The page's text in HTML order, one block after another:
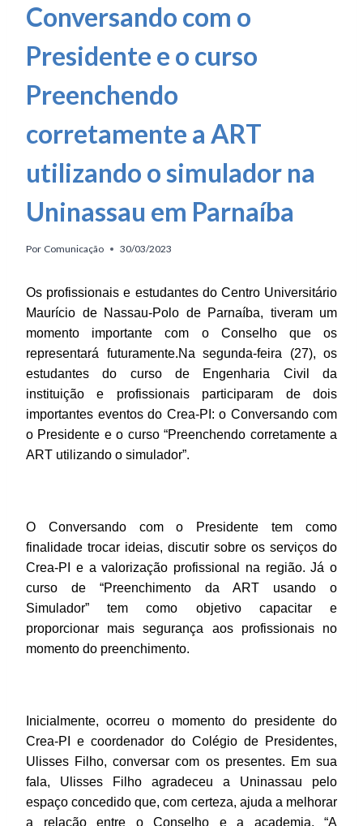
Conversando com o
Presidente e o curso
Preenchendo
corretamente a ART
utilizando o simulador na
Uninassau em Parnaíba
Por Comunicação 30/03/2023
Os profissionais e estudantes do Centro Universitário
Maurício de Nassau-Polo de Parnaíba, tiveram um
momento importante com o Conselho que os
representará futuramente.Na segunda-feira (27), os
estudantes do curso de Engenharia Civil da
instituição e profissionais participaram de dois
importantes eventos do Crea-PI: o Conversando com
o Presidente e o curso “Preenchendo corretamente a
ART utilizando o simulador”.
O Conversando com o Presidente tem como
finalidade trocar ideias, discutir sobre os serviços do
Crea-PI e a valorização profissional na região. Já o
curso de “Preenchimento da ART usando o
Simulador” tem como objetivo capacitar e
proporcionar mais segurança aos profissionais no
momento do preenchimento.
Inicialmente, ocorreu o momento do presidente do
Crea-PI e coordenador do Colégio de Presidentes,
Ulisses Filho, conversar com os presentes. Em sua
fala, Ulisses Filho agradeceu a Uninassau pelo
espaço concedido que, com certeza, ajuda a melhorar
a relação entre o Conselho e a academia. “A